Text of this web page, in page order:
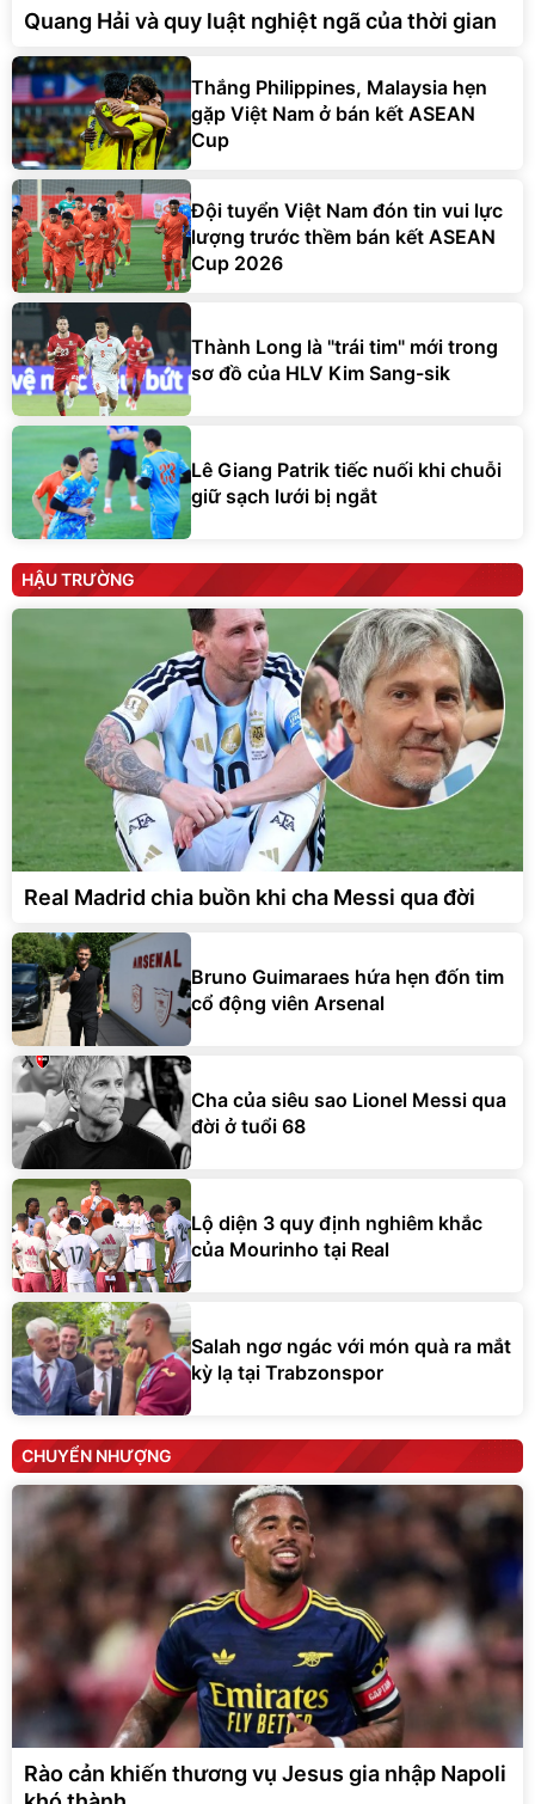
Quang Hải và quy luật nghiệt ngã của thời gian
Thắng Philippines, Malaysia hẹn
gặp Việt Nam ở bán kết ASEAN
Cup
Đội tuyển Việt Nam đón tin vui lực
lượng trước thềm bán kết ASEAN
Cup 2026
Thành Long là "trái tim" mới trong
sơ đồ của HLV Kim Sang-sik
Lê Giang Patrik tiếc nuối khi chuỗi
giữ sạch lưới bị ngắt
HẬU TRƯỜNG
Real Madrid chia buồn khi cha Messi qua đời
Bruno Guimaraes hứa hẹn đốn tim
cổ động viên Arsenal
Cha của siêu sao Lionel Messi qua
đời ở tuổi 68
Lộ diện 3 quy định nghiêm khắc
của Mourinho tại Real
Salah ngơ ngác với món quà ra mắt
kỳ lạ tại Trabzonspor
CHUYỂN NHƯỢNG
Rào cản khiến thương vụ Jesus gia nhập Napoli